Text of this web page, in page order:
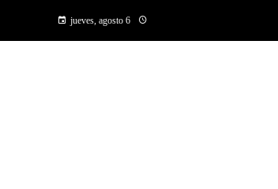
jueves, agosto 6